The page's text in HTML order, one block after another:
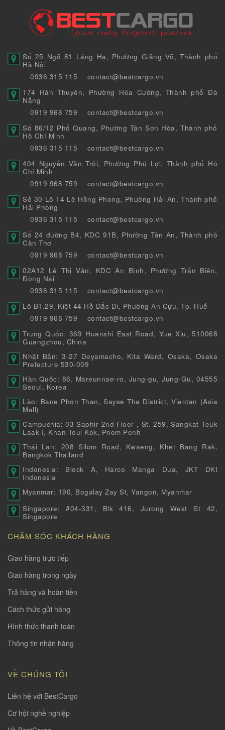
Số 25 Ngõ 81 Láng Hạ, Phường Giảng Võ, Thành phố
Hà Nội
0936 315 115
contact@bestcargo.vn
174 Hàn Thuyên, Phường Hòa Cường, Thành phố Đà
Nẵng
0919 968 759
contact@bestcargo.vn
Số 86/12 Phổ Quang, Phường Tân Sơn Hòa, Thành phố
Hồ Chí Minh
0936 315 115
contact@bestcargo.vn
404 Nguyễn Văn Trỗi, Phường Phú Lợi, Thành phố Hồ
Chí Minh
0919 968 759
contact@bestcargo.vn
Số 30 Lô 14 Lê Hồng Phong, Phường Hải An, Thành phố
Hải Phòng
0936 315 115
contact@bestcargo.vn
Số 24 đường B4, KDC 91B, Phường Tân An, Thành phố
Cần Thơ
0919 968 759
contact@bestcargo.vn
02A12 Lê Thị Vân, KDC An Bình, Phường Trấn Biên,
Đồng Nai
0936 315 115
contact@bestcargo.vn
Lô B1.29, Kiệt 44 Hồ Đắc Di, Phường An Cựu, Tp. Huế
0919 968 759
contact@bestcargo.vn
Trung Quốc: 369 Huanshi East Road, Yue Xiu, 510068
Guangzhou, China
Nhật Bản: 3-27 Doyamacho, Kita Ward, Osaka, Osaka
Prefecture 530-009
Hàn Quốc: 86, Mareunnae-ro, Jung-gu, Jung-Gu, 04555
Seoul, Korea
Lào: Bane Phon Than, Sayse Tha District, Vientan (Asia
Mall)
Campuchia: 03 Saphir 2nd Floor , St. 259, Sangkat Teuk
Laak I, Khan Toul Kok, Pnom Penh
Thái Lan: 208 Silom Road, Kwaeng, Khet Bang Rak,
Bangkok Thailand
Indonesia: Block A, Harco Manga Dua, JKT DKI
Indonesia
Myanmar: 190, Bogalay Zay St, Yangon, Myanmar
Singapore: #04-331, Blk 416, Jurong West St 42,
Singapore
CHĂM SÓC KHÁCH HÀNG
Giao hàng trực tiếp
Giao hàng trong ngày
Trả hàng và hoàn tiền
Cách thức gửi hàng
Hình thức thanh toàn
Thông tin nhận hàng
VỀ CHÚNG TÔI
Liên hệ với BestCargo
Cơ hội nghề nghiệp